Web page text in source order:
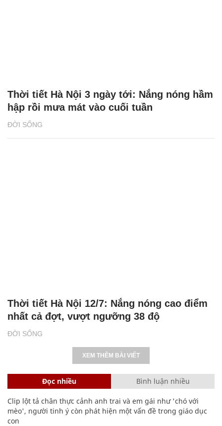
ĐỜI SỐNG
Thời tiết Hà Nội 3 ngày tới: Nắng nóng hầm
hập rồi mưa mát vào cuối tuần
ĐỜI SỐNG
Thời tiết Hà Nội 12/7: Nắng nóng cao điểm
nhất cả đợt, vượt ngưỡng 38 độ
XEM THÊM BÀI VIẾT
Đọc nhiều Bình luận nhiều
Clip lột tả chân thực cảnh anh trai và em gái như 'chó với
mèo', người tinh ý còn phát hiện một vấn đề trong giáo dục
con